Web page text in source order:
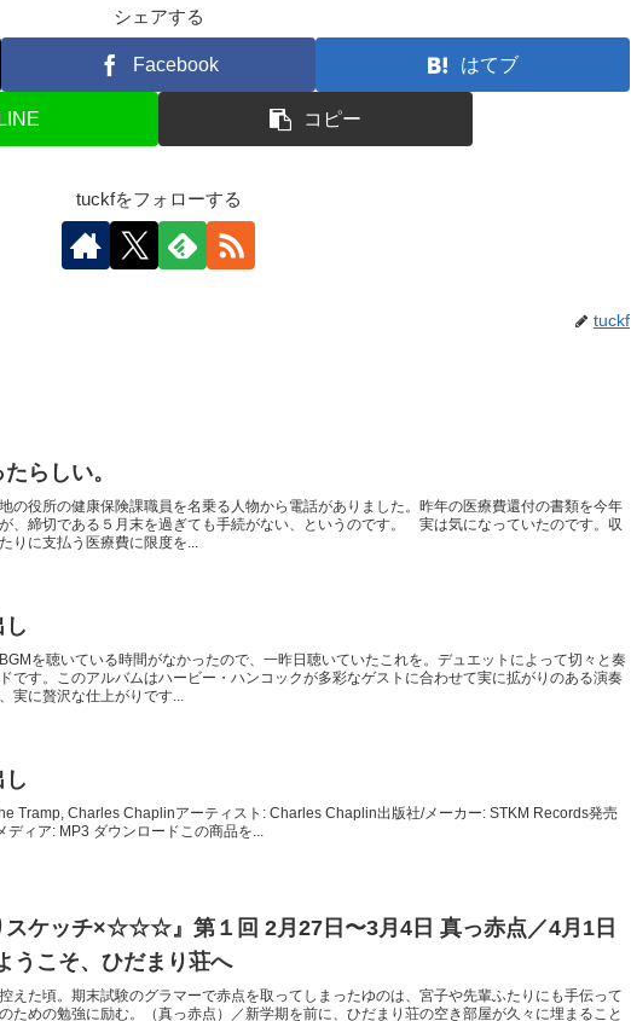
シェアする
Facebook はてブ
LINE コピー
tuckfをフォローする
tuckf
らしい。
の役所の健康保険課職員を名乗る人物から電話がありました。昨年の医療費還付の書類を今年
、締切である５月末を過ぎても手続がない、というのです。 実は気になっていたのです。収
りに支払う医療費に限度を...
を聴いている時間がなかったので、一昨日聴いていたこれを。デュエットによって切々と奏
です。このアルバムはハービー・ハンコックが多彩なゲストに合わせて実に拡がりのある演奏
実に贅沢な仕上がりです...
Tramp, Charles Chaplinアーティスト: Charles Chaplin出版社/メーカー: STKM Records発売
ディア: MP3 ダウンロードこの商品を...
スケッチ×☆☆☆』第１回 2月27日〜3月4日 真っ赤点／4月1日
うこそ、ひだまり荘へ
えた頃。期末試験のグラマーで赤点を取ってしまったゆのは、宮子や先輩ふたりにも手伝って
ための勉強に励む。（真っ赤点）／新学期を前に、ひだまり荘の空き部屋が久々に埋まること